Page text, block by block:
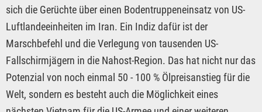
sich die Gerüchte über einen Bodentruppeneinsatz von US-
Luftlandeeinheiten im Iran. Ein Indiz dafür ist der
Marschbefehl und die Verlegung von tausenden US-
Fallschirmjägern in die Nahost-Region. Das hat nicht nur das
Potenzial von noch einmal 50 - 100 % Ölpreisanstieg für die
Welt, sondern es besteht auch die Möglichkeit eines